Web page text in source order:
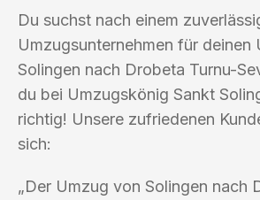
Du suchst nach einem
Umzugsunternehmen für deinen
Solingen nach Drobeta Turnu-
du bei Umzugskönig Sankt
richtig! Unsere zufriedenen
sich:
„Der Umzug von Solingen nach